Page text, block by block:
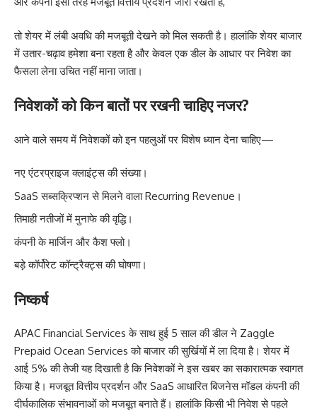
तो शेयर में लंबी अवधि की मजबूती देखने को मिल सकती है। हालांकि शेयर बाजार
में उतार-चढ़ाव हमेशा बना रहता है और केवल एक डील के आधार पर निवेश का
फैसला लेना उचित नहीं माना जाता।
निवेशकों को किन बातों पर रखनी चाहिए नजर?
आने वाले समय में निवेशकों को इन पहलुओं पर विशेष ध्यान देना चाहिए—
नए एंटरप्राइज क्लाइंट्स की संख्या।
SaaS सब्सक्रिप्शन से मिलने वाला Recurring Revenue।
तिमाही नतीजों में मुनाफे की वृद्धि।
कंपनी के मार्जिन और कैश फ्लो।
बड़े कॉर्पोरेट कॉन्ट्रैक्ट्स की घोषणा।
निष्कर्ष
APAC Financial Services के साथ हुई 5 साल की डील ने Zaggle
Prepaid Ocean Services को बाजार की सुर्खियों में ला दिया है। शेयर में
आई 5% की तेजी यह दिखाती है कि निवेशकों ने इस खबर का सकारात्मक स्वागत
किया है। मजबूत वित्तीय प्रदर्शन और SaaS आधारित बिजनेस मॉडल कंपनी की
दीर्घकालिक संभावनाओं को मजबूत बनाते हैं। हालांकि किसी भी निवेश से पहले